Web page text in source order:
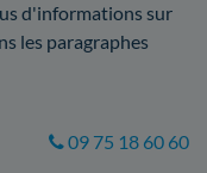
d'informations sur
les paragraphes
09 75 18 60 60